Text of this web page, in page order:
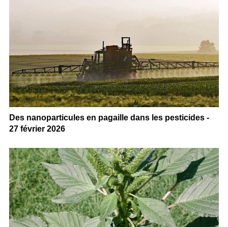
Des nanoparticules en pagaille dans les pesticides -
27 février 2026